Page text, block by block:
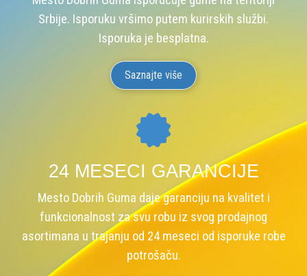
Srbije. Isporuku vršimo putem kurirskih službi.
Isporuka je besplatna.
Saznajte više
24 MESECI GARANCIJE
Mesto Dobrih Guma daje garanciju na kvalitet i
funkcionalnost za svu robu iz svog prodajnog
asortimana u trajanju od 24 meseci od isporuke robe
potrošaču.